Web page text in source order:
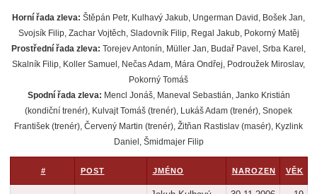
Horní řada zleva: Štěpán Petr, Kulhavý Jakub, Ungerman David, Bošek Jan,
Svojsík Filip, Zachar Vojtěch, Sladovník Filip, Regal Jakub, Pokorný Matěj
Prostřední řada zleva: Torejev Antonín, Müller Jan, Budař Pavel, Srba Karel,
Skalník Filip, Koller Samuel, Nečas Adam, Mára Ondřej, Podroužek Miroslav,
Pokorný Tomáš
Spodní řada zleva: Mencl Jonáš, Maneval Sebastián, Janko Kristián
(kondiční trenér), Kulvajt Tomáš (trenér), Lukáš Adam (trenér), Snopek
František (trenér), Červený Martin (trenér), Žitňan Rastislav (masér), Kyzlink
Daniel, Šmidmajer Filip
# POST JMÉNO NAROZEN VĚK